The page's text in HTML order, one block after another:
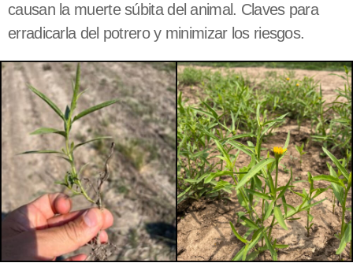
causan la muerte súbita del animal. Claves para
erradicarla del potrero y minimizar los riesgos.